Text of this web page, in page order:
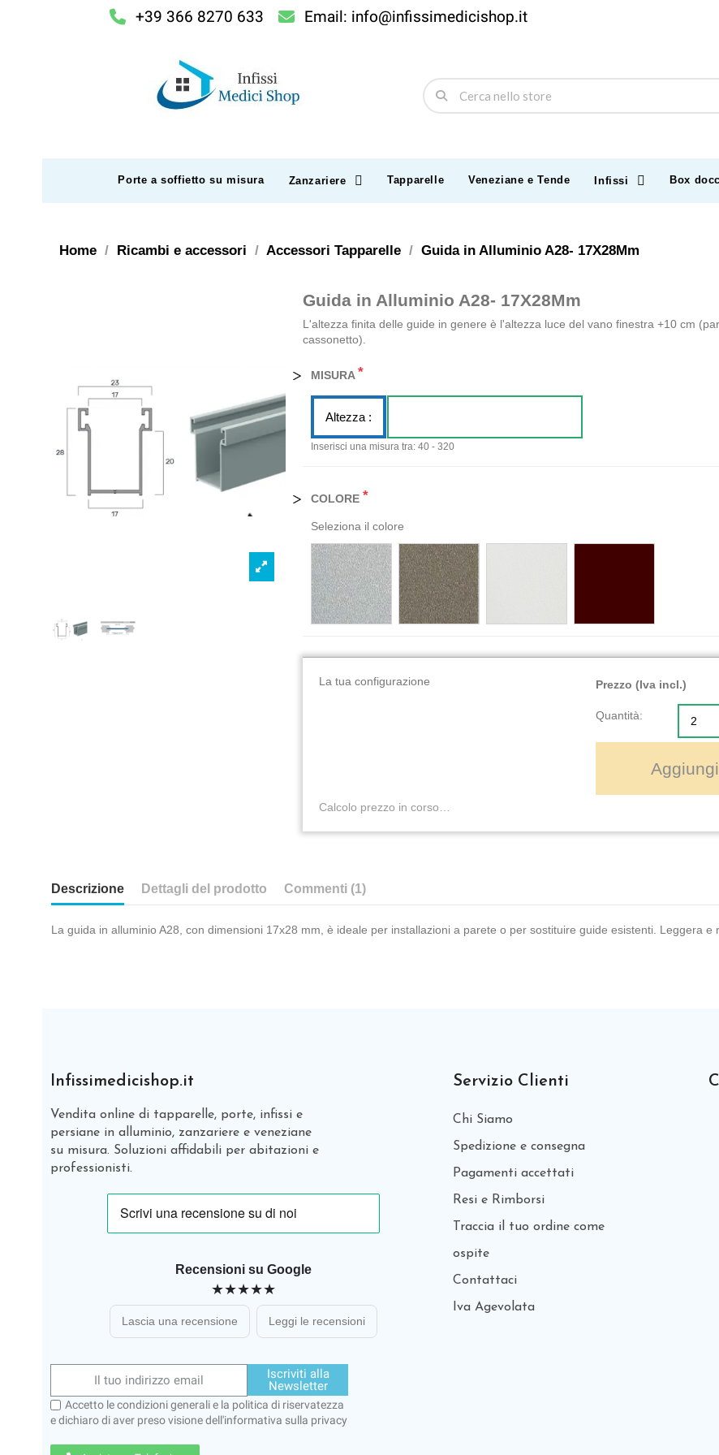
+39 366 8270 633 Email: info@infissimedicishop.it
Porte a soffietto su misura Zanzariere Tapparelle Veneziane e Tende Infissi Box
Home Ricambi e accessori Accessori Tapparelle Guida in Alluminio A28- 17X28Mm
Guida in Alluminio A28- 17X28Mm
L'altezza finita delle guide in genere è l'altezza luce del vano finestra +10 cm
cassonetto).
MISURA*
Altezza :
Inserisci una misura tra: 40 - 320
COLORE *
Seleziona il colore
La tua configurazione Prezzo (Iva incl.)
Quantità:
Calcolo prezzo in corso…
Descrizione Dettagli del prodotto Commenti (1)
La guida in alluminio A28, con dimensioni 17x28 mm, è ideale per installazioni a parete o per sostituire guide esistenti. Leggera
Infissimedicishop.it
Vendita online di tapparelle, porte, infissi e
persiane in alluminio, zanzariere e veneziane
su misura. Soluzioni affidabili per abitazioni e
professionisti.
Recensioni su Google
★★★★★
Lascia una recensione Leggi le recensioni
Iscriviti alla
Newsletter
Accetto le condizioni generali e la politica di riservatezza
e dichiaro di aver preso visione dell'informativa sulla privacy
Servizio Clienti
Chi Siamo
Spedizione e consegna
Pagamenti accettati
Resi e Rimborsi
Traccia il tuo ordine come
ospite
Contattaci
Iva Agevolata